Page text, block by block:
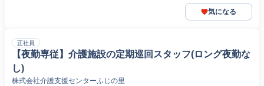
気になる
正社員
【夜勤専従】介護施設の定期巡回スタッフ(ロング夜勤な
し)
株式会社介護支援センターふじの里